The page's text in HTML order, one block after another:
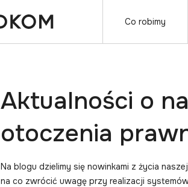
Co robimy
Aktualności o
otoczenia
Na blogu dzielimy się nowinkami z życia
na co zwrócić uwagę przy realizacji